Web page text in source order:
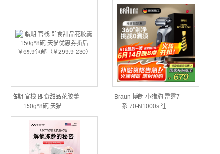
临期 官栈 即食甜品花胶羹
150g*8碗 天猫…
Braun 博朗 小猎豹 雷霆7
系 70-N1000s 往…